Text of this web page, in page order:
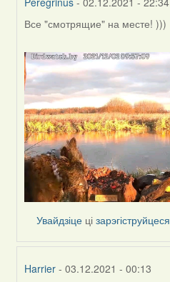
In
to
by
Lighty
Все "смотрящие" на месте! )))
Увайдзіце цізарэгіструйцеся
Harrier - 03.12.2021 - 00:13